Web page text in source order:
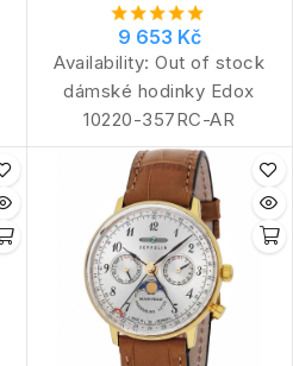
9 653 Kč
Availability: Out of stock
dámské hodinky Edox
10220-357RC-AR